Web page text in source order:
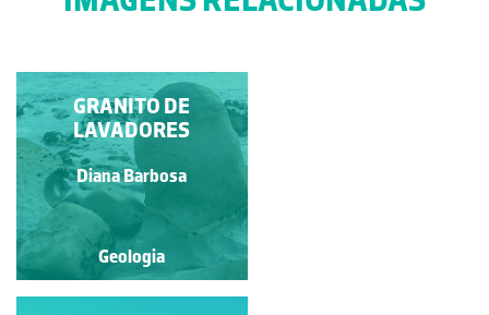
DISCORDÂNCIA
LITOLÓGICA
Diana Barbosa
Geologia
GRANITO DE
LAVADORES
Diana Barbosa
Geologia